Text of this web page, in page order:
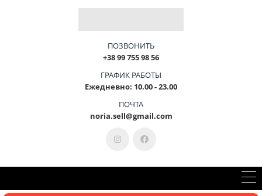
РОЙСТВО
КОНСУЛЬТАЦИЯ +38-099-755-98-56
ПОЗВОНИТЬ
+38 99 755 98 56
ГРАФИК РАБОТЫ
Ежедневно: 10.00 - 23.00
ПОЧТА
noria.sell@gmail.com